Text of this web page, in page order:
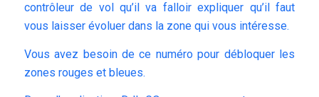
contrôleur de vol qu’il va falloir expliquer qu’il faut
vous laisser évoluer dans la zone qui vous intéresse.
Vous avez besoin de ce numéro pour débloquer les
zones rouges et bleues.